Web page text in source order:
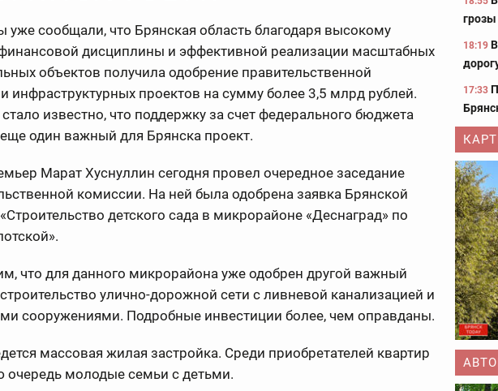
уже сообщали, что Брянская область благодаря высокому
дисциплины и эффективной реализации масштабных
объектов получила одобрение правительственной
инфраструктурных проектов на сумму более 3,5 млрд рублей.
стало известно, что поддержку за счет федерального бюджета
один важный для Брянска проект.
Марат Хуснуллин сегодня провел очередное заседание
комиссии. На ней была одобрена заявка Брянской
детского сада в микрорайоне «Деснаград» по
что для данного микрорайона уже одобрен другой важный
улично-дорожной сети с ливневой канализацией и
сооружениями. Подробные инвестиции более, чем оправданы.
массовая жилая застройка. Среди приобретателей квартир
очередь молодые семьи с детьми.
грозы
18:19
17:33